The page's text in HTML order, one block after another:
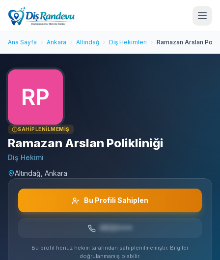
Ana Sayfa Ankara Altındağ Diş Hekimleri Ramazan Arslan
SAHIPLENILMEMIŞ
Ramazan Arslan Polikliniği
Diş Hekimi
Altındağ, Ankara
Bu Profili Sahiplen
Bu profil henüz hekim tarafından sahiplenilmemiştir. Bilgiler
doğrulanmamış olabilir.